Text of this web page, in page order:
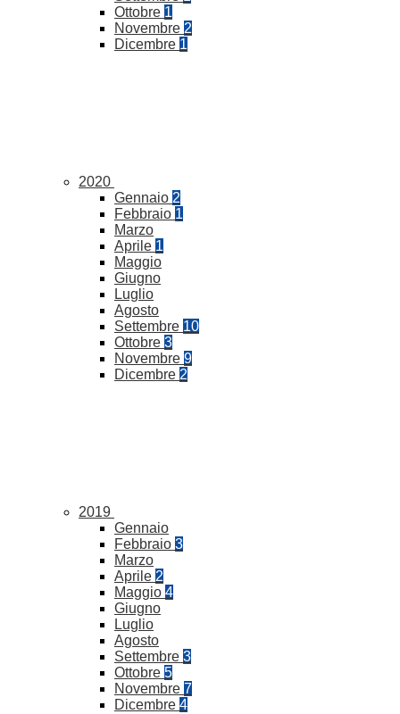
Ottobre 1
Novembre 2
Dicembre 1
2020
Gennaio 2
Febbraio 1
Marzo
Aprile 1
Maggio
Giugno
Luglio
Agosto
Settembre 10
Ottobre 3
Novembre 9
Dicembre 2
2019
Gennaio
Febbraio 3
Marzo
Aprile 2
Maggio 4
Giugno
Luglio
Agosto
Settembre 3
Ottobre 5
Novembre 7
Dicembre 4